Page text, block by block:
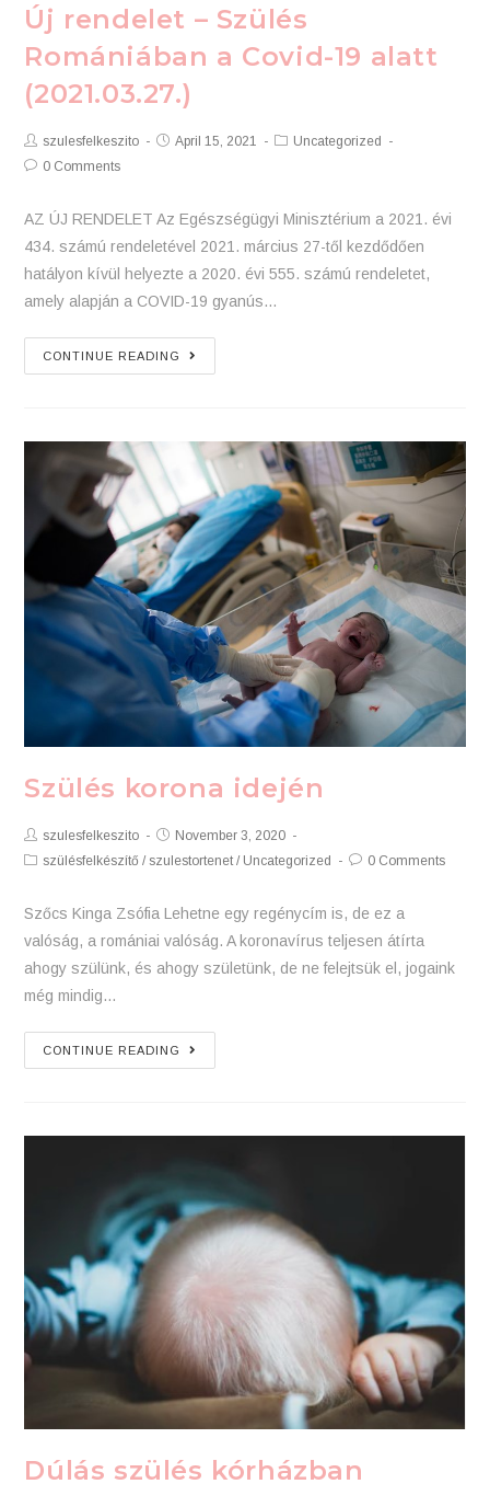
Skip
content
Új rendelet – Szülés
Romániában a Covid-19 alatt
(2021.03.27.)
Post
Author:
szulesfelkeszito
PostApril 15, 2021
PostUncategorized
Post0 Comments
AZ ÚJ RENDELET Az Egészségügyi Minisztérium a 2021. évi
434. számú rendeletével 2021. március 27-től kezdődően
hatályon kívül helyezte a 2020. évi 555. számú rendeletet,
amely alapján a COVID-19 gyanús…
CONTINUE READING
rendelet
Romániában
a
Covid-
19
alatt
(2021.03.27.)
Szülés korona idején
Post
Author:
szulesfelkeszito
PostNovember 3, 2020
Postszülésfelkészítő / szulestortenet / Uncategorized
Post0 Comments
Szőcs Kinga Zsófia Lehetne egy regénycím is, de ez a
valóság, a romániai valóság. A koronavírus teljesen átírta
ahogy szülünk, és ahogy születünk, de ne felejtsük el, jogaink
még mindig…
CONTINUE READING
korona
Dúlás szülés kórházban